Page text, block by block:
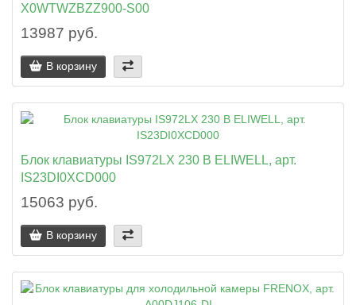
X0WTWZBZZ900-S00
13987 руб.
В корзину
Блок клавиатуры IS972LX 230 В ELIWELL, арт.
IS23DI0XCD000
15063 руб.
В корзину